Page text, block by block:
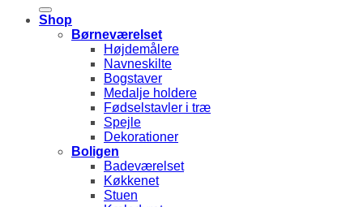
Shop
Børneværelset
Højdemålere
Navneskilte
Bogstaver
Medalje holdere
Fødselstavler i træ
Spejle
Dekorationer
Boligen
Badeværelset
Køkkenet
Stuen